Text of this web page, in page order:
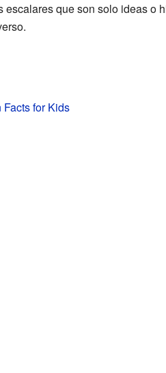
escalares que son solo ideas o
for Kids